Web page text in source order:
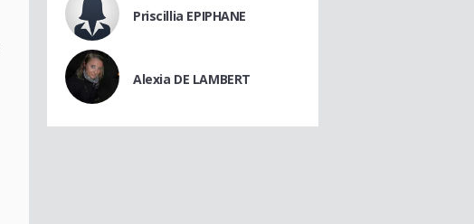
Priscillia EPIPHANE
Alexia DE LAMBERT